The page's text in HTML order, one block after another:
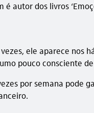
dos livros
ele aparece
pouco consciente
por semana pode